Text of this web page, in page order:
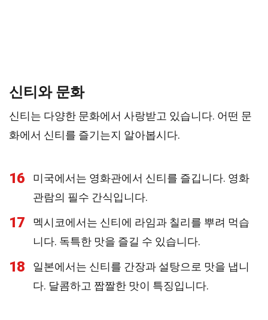
신티와 문화
신티는 다양한 문화에서 사랑받고 있습니다. 어떤 문
화에서 신티를 즐기는지 알아봅시다.
16
미국에서는 영화관에서 신티를 즐깁니다. 영화
관람의 필수 간식입니다.
17
멕시코에서는 신티에 라임과 칠리를 뿌려 먹습
니다. 독특한 맛을 즐길 수 있습니다.
18
일본에서는 신티를 간장과 설탕으로 맛을 냅니
다. 달콤하고 짭짤한 맛이 특징입니다.